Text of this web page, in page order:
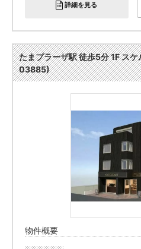
詳細を見る
たまプラーザ駅 徒歩5分 1F ス
03885)
物件概要